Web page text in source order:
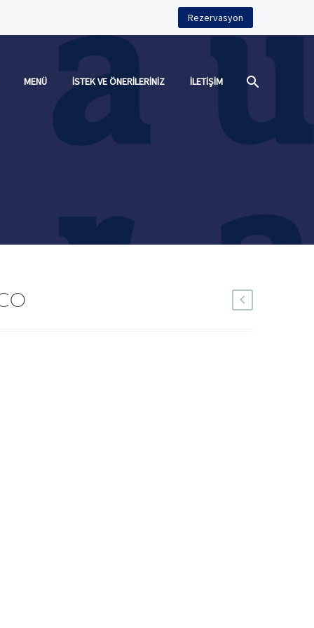
Rezervasyon
MENÜ İSTEK VE ÖNERILERINIZ İLETIŞIM